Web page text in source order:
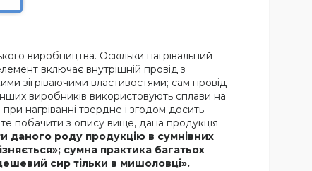
виробництва. Оскільки нагрівальний
включає внутрішній провід з
зігріваючими властивостями; сам провід
виробників використовують сплави на
нагріванні твердне і згодом досить
побачити з опису вище, дана продукція
даного роду продукцію в сумнівних
сумна практика багатьох
сир тільки в мишоловці».